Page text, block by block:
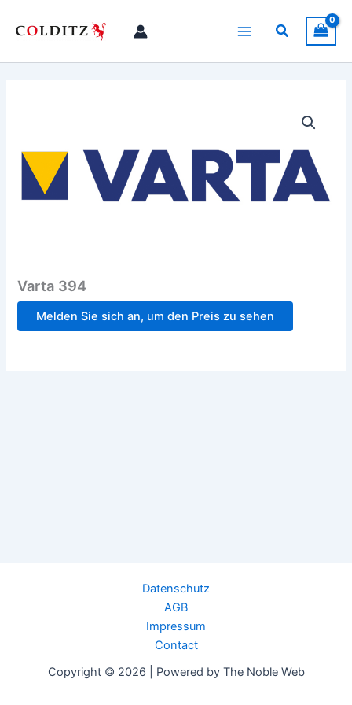
Inhalt
Suchen
Varta 394
Melden Sie sich an, um den Preis zu sehen
Datenschutz
AGB
Impressum
Contact
Copyright © 2026 | Powered by The Noble Web